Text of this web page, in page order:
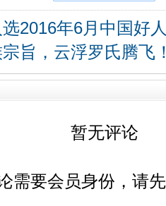
2016年6月中国好
旨，云浮罗氏腾飞
暂无评论
需要会员身份，请